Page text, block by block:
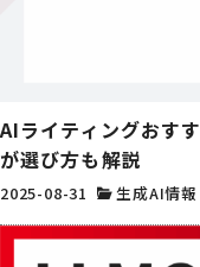
AIライティングおす
が選び方も解説
2025-08-31 生成AI情報